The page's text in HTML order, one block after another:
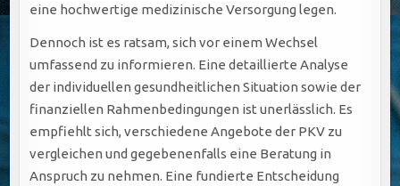
eine hochwertige medizinische Versorgung legen.
Dennoch ist es ratsam, sich vor einem Wechsel
umfassend zu informieren. Eine detaillierte Analyse
der individuellen gesundheitlichen Situation sowie der
finanziellen Rahmenbedingungen ist unerlässlich. Es
empfiehlt sich, verschiedene Angebote der PKV zu
vergleichen und gegebenenfalls eine Beratung in
Anspruch zu nehmen. Eine fundierte Entscheidung